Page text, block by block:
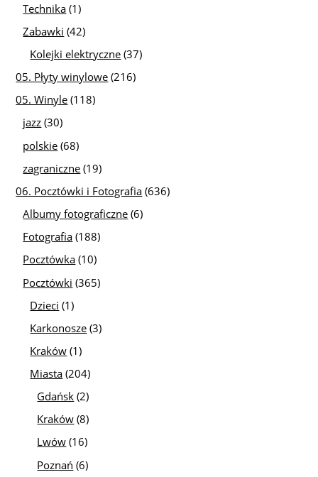
Technika (1)
Zabawki (42)
Kolejki elektryczne (37)
05. Płyty winylowe (216)
05. Winyle (118)
jazz (30)
polskie (68)
zagraniczne (19)
06. Pocztówki i Fotografia (636)
Albumy fotograficzne (6)
Fotografia (188)
Pocztówka (10)
Pocztówki (365)
Dzieci (1)
Karkonosze (3)
Kraków (1)
Miasta (204)
Gdańsk (2)
Kraków (8)
Lwów (16)
Poznań (6)